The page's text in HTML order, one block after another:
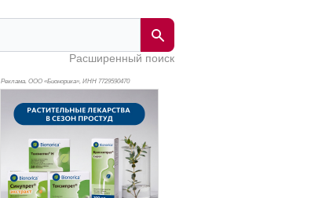
Расширенный поиск
Реклама. ООО «Бионорика», ИНН 7729590470